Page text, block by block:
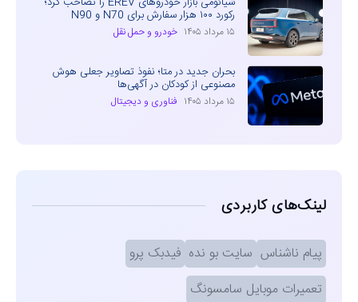
رکورد ۱۰۰ هزار سفارش برای N70 و N90
۱۵ مرداد ۱۴۰۵ خودرو و حمل نقل
بحران جدید در متا؛ نفوذ تصاویر جعلی هوش
مصنوعی از کودکان در آگهی‌ها
۱۵ مرداد ۱۴۰۵ فناوری و دیجیتال
لینک‌های کاربردی
پیام ناشناس سایت بو نده فیدبک پرو
تعمیرات موبایل سامسونگ